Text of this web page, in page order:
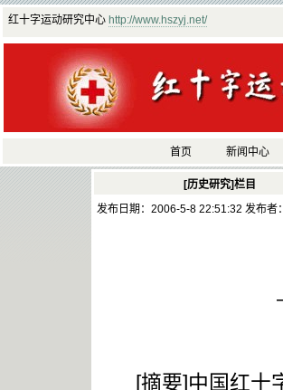
红十字运动研究中心 http://www.hszyj.net/
首页 新闻中心
[历史研究]栏目
发布日期：2006-5-8 22:51:32 发布者
[摘要]中国红十字